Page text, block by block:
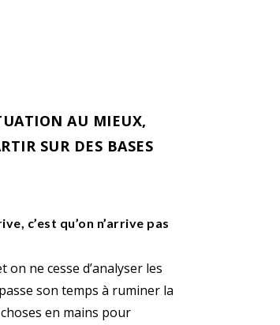
AU MIEUX,
SUR DES BASES
c’est qu’on n’arrive pas
ne cesse d’analyser les
son temps à ruminer la
en mains pour